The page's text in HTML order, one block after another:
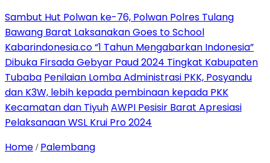
Sambut Hut Polwan ke-76, Polwan Polres Tulang
Bawang Barat Laksanakan Goes to School
Kabarindonesia.co “1 Tahun Mengabarkan Indonesia”
Dibuka Firsada Gebyar Paud 2024 Tingkat Kabupaten
Tubaba Penilaian Lomba Administrasi PKK, Posyandu
dan K3W, lebih kepada pembinaan kepada PKK
Kecamatan dan TiyuhAWPI Pesisir Barat Apresiasi
Pelaksanaan WSL Krui Pro 2024
Home / Palembang